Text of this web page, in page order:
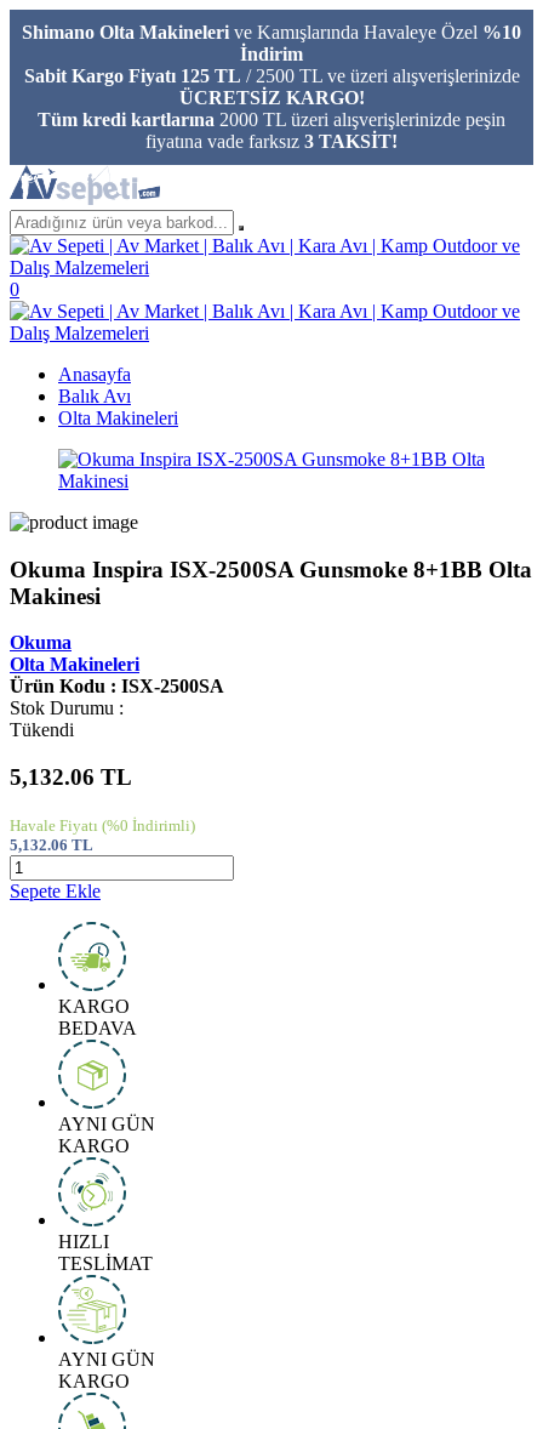
Shimano Olta Makineleri ve Kamışlarında Havaleye Özel %10
İndirim
Sabit Kargo Fiyatı 125 TL / 2500 TL ve üzeri alışverişlerinizde
ÜCRETSİZ KARGO!
Tüm kredi kartlarına 2000 TL üzeri alışverişlerinizde peşin
fiyatına vade farksız 3 TAKSİT!
0
Anasayfa
Balık Avı
Olta Makineleri
Okuma Inspira ISX-2500SA Gunsmoke 8+1BB Olta
Makinesi
Okuma
Olta Makineleri
Ürün Kodu : ISX-2500SA
Stok Durumu :
Tükendi
5,132.06 TL
Havale Fiyatı (%0 İndirimli)
5,132.06 TL
Sepete Ekle
KARGO
BEDAVA
AYNI GÜN
KARGO
HIZLI
TESLİMAT
AYNI GÜN
KARGO